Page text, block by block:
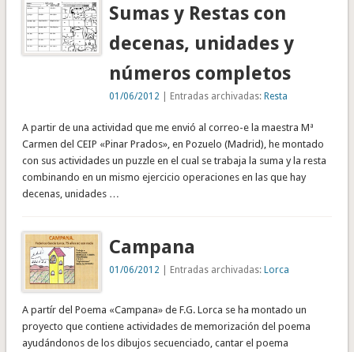
Sumas y Restas con
decenas, unidades y
números completos
01/06/2012 | Entradas archivadas:Resta
A partir de una actividad que me envió al correo-e la maestra Mª
Carmen del CEIP «Pinar Prados», en Pozuelo (Madrid), he montado
con sus actividades un puzzle en el cual se trabaja la suma y la resta
combinando en un mismo ejercicio operaciones en las que hay
decenas, unidades …
Campana
01/06/2012 | Entradas archivadas:Lorca
A partír del Poema «Campana» de F.G. Lorca se ha montado un
proyecto que contiene actividades de memorización del poema
ayudándonos de los dibujos secuenciado, cantar el poema